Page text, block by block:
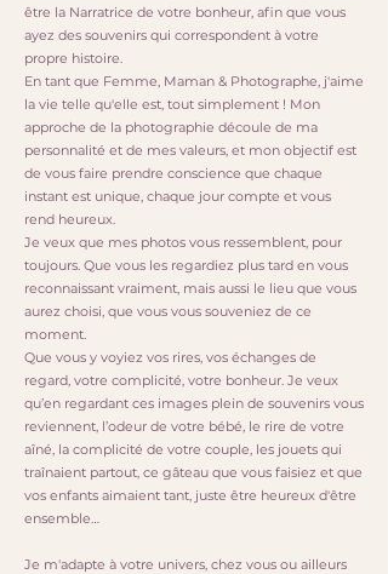
être la Narratrice de votre bonheur, afin que vous
ayez des souvenirs qui correspondent à votre
propre histoire.
En tant que Femme, Maman & Photographe, j'aime
la vie telle qu'elle est, tout simplement ! Mon
approche de la photographie découle de ma
personnalité et de mes valeurs, et mon objectif est
de vous faire prendre conscience que chaque
instant est unique, chaque jour compte et vous
rend heureux.
Je veux que mes photos vous ressemblent, pour
toujours. Que vous les regardiez plus tard en vous
reconnaissant vraiment, mais aussi le lieu que vous
aurez choisi, que vous vous souveniez de ce
moment.
Que vous y voyiez vos rires, vos échanges de
regard, votre complicité, votre bonheur. Je veux
qu’en regardant ces images plein de souvenirs vous
reviennent, l’odeur de votre bébé, le rire de votre
aîné, la complicité de votre couple, les jouets qui
traînaient partout, ce gâteau que vous faisiez et que
vos enfants aimaient tant, juste être heureux d'être
ensemble…
Je m'adapte à votre univers, chez vous ou ailleurs